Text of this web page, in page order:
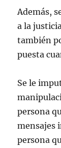
Además,
a la
también
puesta
Se le
persona
mensajes
persona